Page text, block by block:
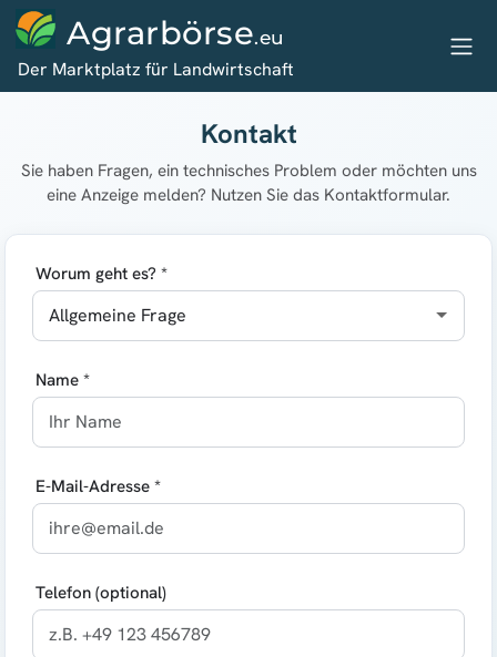
Agrarbörse.eu
Der Marktplatz für Landwirtschaft
Kontakt
Sie haben Fragen, ein technisches Problem oder möchten uns
eine Anzeige melden? Nutzen Sie das Kontaktformular.
Worum geht es? *
Name *
E-Mail-Adresse *
Telefon (optional)